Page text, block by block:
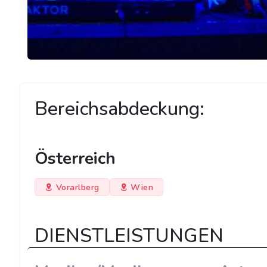
Bereichsabdeckung:
Österreich
Vorarlberg Wien
DIENSTLEISTUNGEN